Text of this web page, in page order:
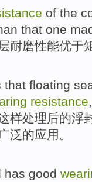
of the
that one
耐磨性能优于
that floating
resistance
样处理后的浮
泛的应用。
has good